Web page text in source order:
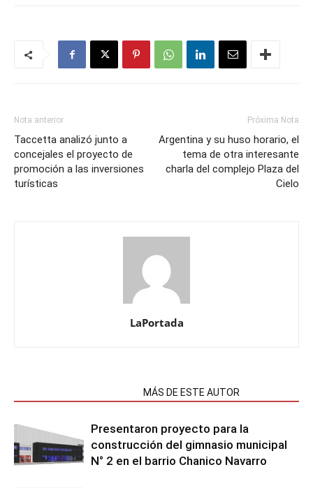
Nota anterior
Taccetta analizó junto a
concejales el proyecto de
promoción a las inversiones
turísticas
Próxima Nota
Argentina y su huso horario, el
tema de otra interesante
charla del complejo Plaza del
Cielo
LaPortada
MÁS DE ESTE AUTOR
Presentaron proyecto para la
construcción del gimnasio municipal
N° 2 en el barrio Chanico Navarro